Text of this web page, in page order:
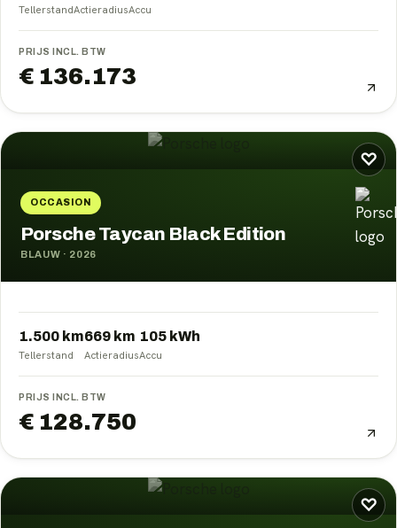
TellerstandActieradiusAccu
PRIJS INCL. BTW
€ 136.173
♡
OCCASION
Porsche Taycan Black Edition
BLAUW · 2026
1.500 km
Tellerstand
669 km
Actieradius
105 kWh
Accu
PRIJS INCL. BTW
€ 128.750
♡